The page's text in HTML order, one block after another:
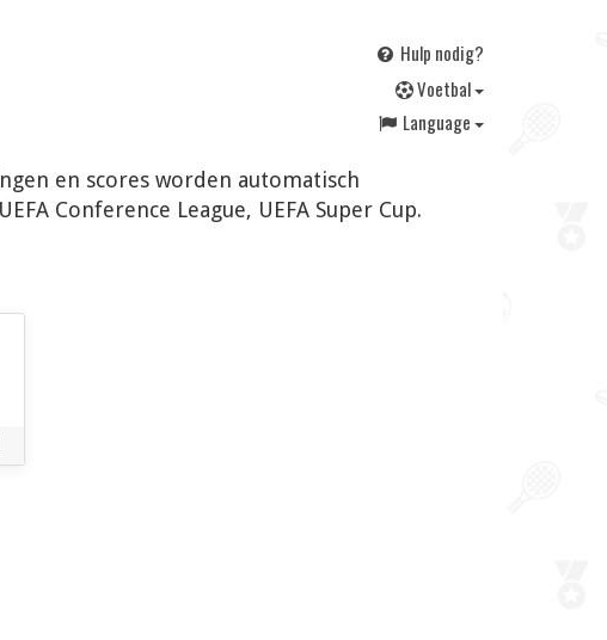
Hulp nodig?
Voetbal
Language
en scores worden automatisch
Conference League, UEFA Super Cup.